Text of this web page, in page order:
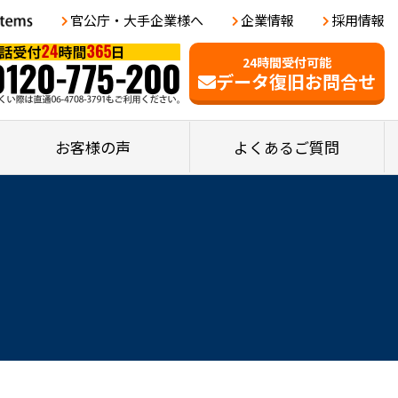
官公庁・大手企業様へ 企業情報 採用情報
24時間受付可能
データ復旧お問合せ
お客様の声 よくあるご質問